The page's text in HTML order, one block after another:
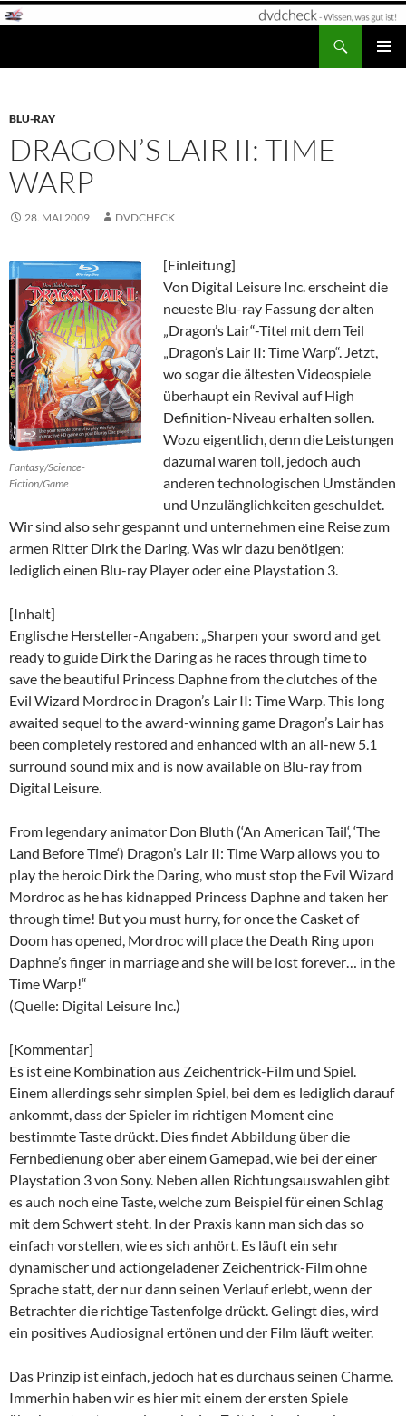
Zum
BLU-RAY
DRAGON’S LAIR II: TIME
WARP
28. MAI 2009 DVDCHECK
Fantasy/Science-
Fiction/Game
[Einleitung]
Von Digital Leisure Inc. erscheint die
neueste Blu-ray Fassung der alten
„Dragon’s Lair“-Titel mit dem Teil
„Dragon’s Lair II: Time Warp“. Jetzt,
wo sogar die ältesten Videospiele
überhaupt ein Revival auf High
Definition-Niveau erhalten sollen.
Wozu eigentlich, denn die Leistungen
dazumal waren toll, jedoch auch
anderen technologischen Umständen
und Unzulänglichkeiten geschuldet.
Wir sind also sehr gespannt und unternehmen eine Reise zum
armen Ritter Dirk the Daring. Was wir dazu benötigen:
lediglich einen Blu-ray Player oder eine Playstation 3.
[Inhalt]
Englische Hersteller-Angaben: „Sharpen your sword and get
ready to guide Dirk the Daring as he races through time to
save the beautiful Princess Daphne from the clutches of the
Evil Wizard Mordroc in Dragon’s Lair II: Time Warp. This long
awaited sequel to the award-winning game Dragon’s Lair has
been completely restored and enhanced with an all-new 5.1
surround sound mix and is now available on Blu-ray from
Digital Leisure.
From legendary animator Don Bluth (‘An American Tail‘, ‘The
Land Before Time‘) Dragon’s Lair II: Time Warp allows you to
play the heroic Dirk the Daring, who must stop the Evil Wizard
Mordroc as he has kidnapped Princess Daphne and taken her
through time! But you must hurry, for once the Casket of
Doom has opened, Mordroc will place the Death Ring upon
Daphne’s finger in marriage and she will be lost forever… in the
Time Warp!“
(Quelle: Digital Leisure Inc.)
[Kommentar]
Es ist eine Kombination aus Zeichentrick-Film und Spiel.
Einem allerdings sehr simplen Spiel, bei dem es lediglich darauf
ankommt, dass der Spieler im richtigen Moment eine
bestimmte Taste drückt. Dies findet Abbildung über die
Fernbedienung ober aber einem Gamepad, wie bei der einer
Playstation 3 von Sony. Neben allen Richtungsauswahlen gibt
es auch noch eine Taste, welche zum Beispiel für einen Schlag
mit dem Schwert steht. In der Praxis kann man sich das so
einfach vorstellen, wie es sich anhört. Es läuft ein sehr
dynamischer und actiongeladener Zeichentrick-Film ohne
Sprache statt, der nur dann seinen Verlauf erlebt, wenn der
Betrachter die richtige Tastenfolge drückt. Gelingt dies, wird
ein positives Audiosignal ertönen und der Film läuft weiter.
Das Prinzip ist einfach, jedoch hat es durchaus seinen Charme.
Immerhin haben wir es hier mit einem der ersten Spiele